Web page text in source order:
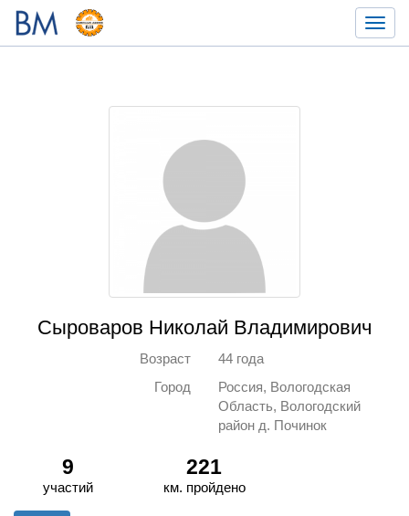
Сыроваров Николай Владимирович
Возраст
44 года
Город
Россия, Вологодская
Область, Вологодский
район д. Починок
9
участий
221
км. пройдено